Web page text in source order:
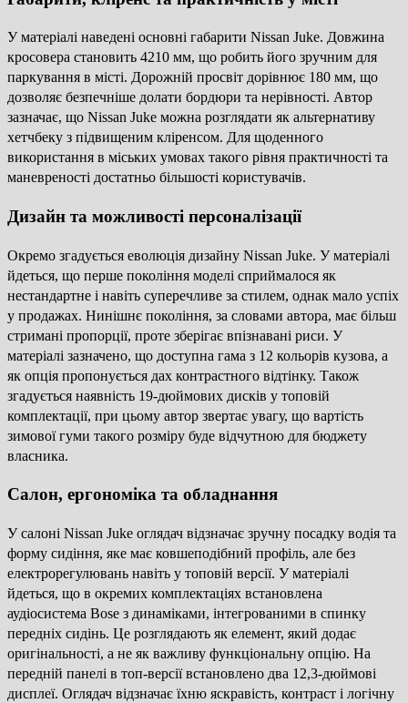
У матеріалі наведені основні габарити Nissan Juke. Довжина
кросовера становить 4210 мм, що робить його зручним для
паркування в місті. Дорожній просвіт дорівнює 180 мм, що
дозволяє безпечніше долати бордюри та нерівності. Автор
зазначає, що Nissan Juke можна розглядати як альтернативу
хетчбеку з підвищеним кліренсом. Для щоденного
використання в міських умовах такого рівня практичності та
маневреності достатньо більшості користувачів.
Дизайн та можливості персоналізації
Окремо згадується еволюція дизайну Nissan Juke. У матеріалі
йдеться, що перше покоління моделі сприймалося як
нестандартне і навіть суперечливе за стилем, однак мало успіх
у продажах. Нинішнє покоління, за словами автора, має більш
стримані пропорції, проте зберігає впізнавані риси. У
матеріалі зазначено, що доступна гама з 12 кольорів кузова, а
як опція пропонується дах контрастного відтінку. Також
згадується наявність 19-дюймових дисків у топовій
комплектації, при цьому автор звертає увагу, що вартість
зимової гуми такого розміру буде відчутною для бюджету
власника.
Салон, ергономіка та обладнання
У салоні Nissan Juke оглядач відзначає зручну посадку водія та
форму сидіння, яке має ковшеподібний профіль, але без
електрорегулювань навіть у топовій версії. У матеріалі
йдеться, що в окремих комплектаціях встановлена
аудіосистема Bose з динаміками, інтегрованими в спинку
передніх сидінь. Це розглядають як елемент, який додає
оригінальності, а не як важливу функціональну опцію. На
передній панелі в топ-версії встановлено два 12,3-дюймові
дисплеї. Оглядач відзначає їхню яскравість, контраст і логічну